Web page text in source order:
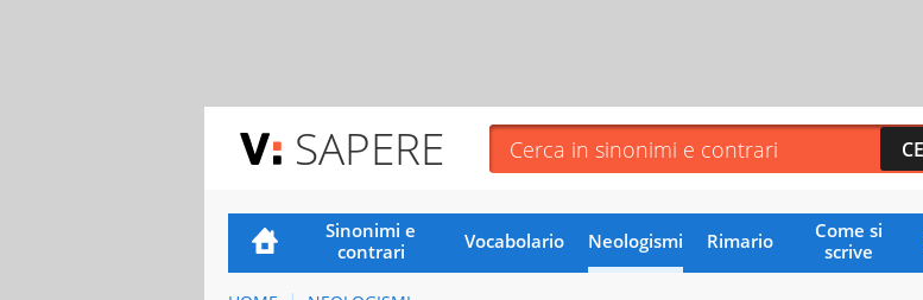
SAPERE
Sinonimi e
contrari
Vocabolario Neologismi Rimario
Come si
scrive